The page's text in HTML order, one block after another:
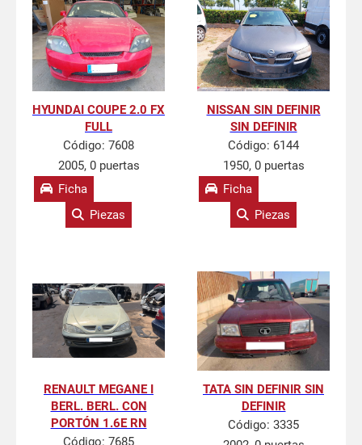
HYUNDAI COUPE 2.0 FX
FULL
Código: 7608
2005, 0 puertas
Ficha
Piezas
NISSAN SIN DEFINIR
SIN DEFINIR
Código: 6144
1950, 0 puertas
Ficha
Piezas
RENAULT MEGANE I
BERL. BERL. CON
PORTÓN 1.6E RN
Código: 7685
TATA SIN DEFINIR SIN
DEFINIR
Código: 3335